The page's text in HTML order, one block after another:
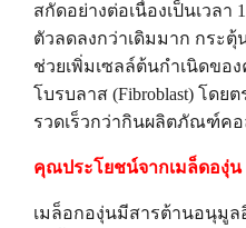
สกัดอย่างต่อเนื่องเป็นเวล
ตัวลดลงกว่าเดิมมาก กระตุ้
ช่วยเพิ่มเซลล์ต้นกำเนิดขอ
โบรบลาส (Fibroblast) โดย
รวดเร็วกว่ากินผลิตภัณฑ์คอ
คุณประโยชน์จากเมล็ดองุ่น
เมล็อกองุ่นมีสารต้านอนุมู